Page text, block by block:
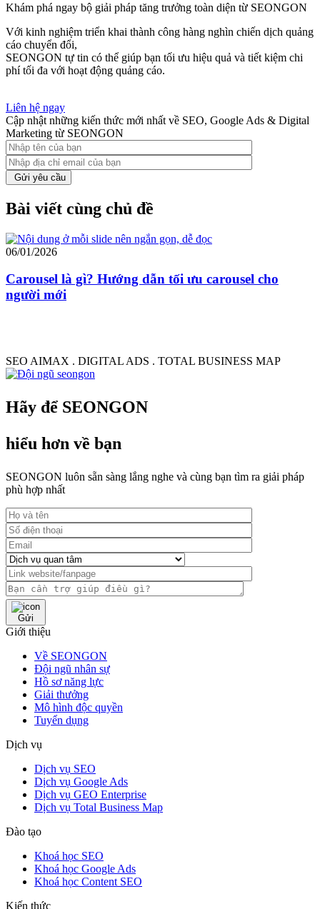
Khám phá ngay bộ giải pháp tăng trưởng toàn diện từ SEONGON
Với kinh nghiệm triển khai thành công hàng nghìn chiến dịch quảng
cáo chuyển đổi,
SEONGON tự tin có thể giúp bạn tối ưu hiệu quả và tiết kiệm chi
phí tối đa với hoạt động quảng cáo.
Liên hệ ngay
Cập nhật những kiến thức mới nhất về SEO, Google Ads & Digital
Marketing từ SEONGON
Gửi yêu cầu
Bài viết cùng chủ đề
06/01/2026
Carousel là gì? Hướng dẫn tối ưu carousel cho
người mới
SEO AIMAX . DIGITAL ADS . TOTAL BUSINESS MAP
Hãy để SEONGON
hiểu hơn về bạn
SEONGON luôn sẵn sàng lắng nghe và cùng bạn tìm ra giải pháp
phù hợp nhất
Gửi
Giới thiệu
Về SEONGON
Đội ngũ nhân sự
Hồ sơ năng lực
Giải thưởng
Mô hình độc quyền
Tuyển dụng
Dịch vụ
Dịch vụ SEO
Dịch vụ Google Ads
Dịch vụ GEO Enterprise
Dịch vụ Total Business Map
Đào tạo
Khoá học SEO
Khoá học Google Ads
Khoá học Content SEO
Kiến thức